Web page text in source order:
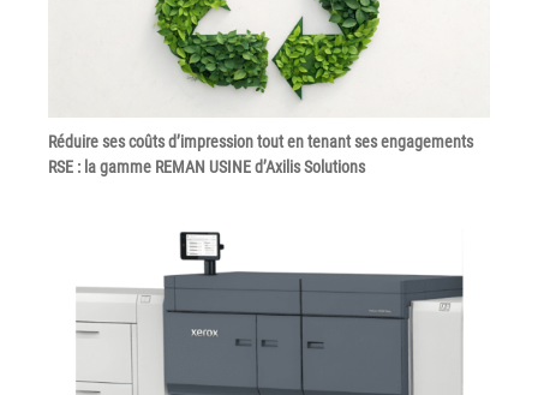
XEROX I Concessionnaire Agrée
Blog
Newsletter
Réduire ses coûts d’impression tout en tenant ses engagements
RSE : la gamme REMAN USINE d’Axilis Solutions